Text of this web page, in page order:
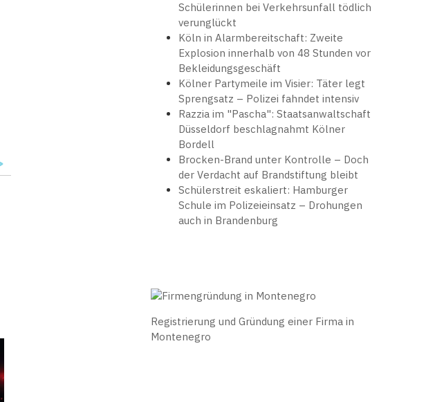
Schülerinnen bei Verkehrsunfall tödlich
verunglückt
Köln in Alarmbereitschaft: Zweite
Explosion innerhalb von 48 Stunden vor
Bekleidungsgeschäft
Kölner Partymeile im Visier: Täter legt
Sprengsatz – Polizei fahndet intensiv
Razzia im "Pascha": Staatsanwaltschaft
Düsseldorf beschlagnahmt Kölner
Bordell
Brocken-Brand unter Kontrolle – Doch
der Verdacht auf Brandstiftung bleibt
Schülerstreit eskaliert: Hamburger
Schule im Polizeieinsatz – Drohungen
auch in Brandenburg
Registrierung und Gründung einer Firma in
Montenegro